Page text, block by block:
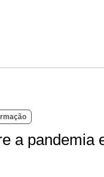
a pandemia